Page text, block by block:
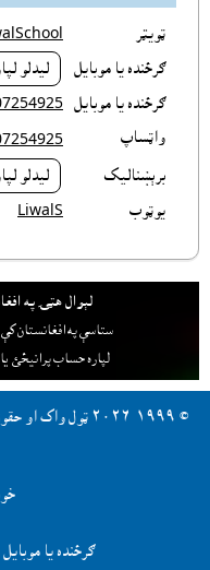
ټويټر
ګرځنده يا موبايل ليدلو
ګرځنده يا موبايل
واټساپ
برېښناليک ليدلو
يوټوب LiwalS
لېوال هټۍ په
ستاسې په افغانستان
لپاره حساب پرانيځئ
© ١٩٩٩-٢٠٢٦ ټول
ګرځنده يا موبايل